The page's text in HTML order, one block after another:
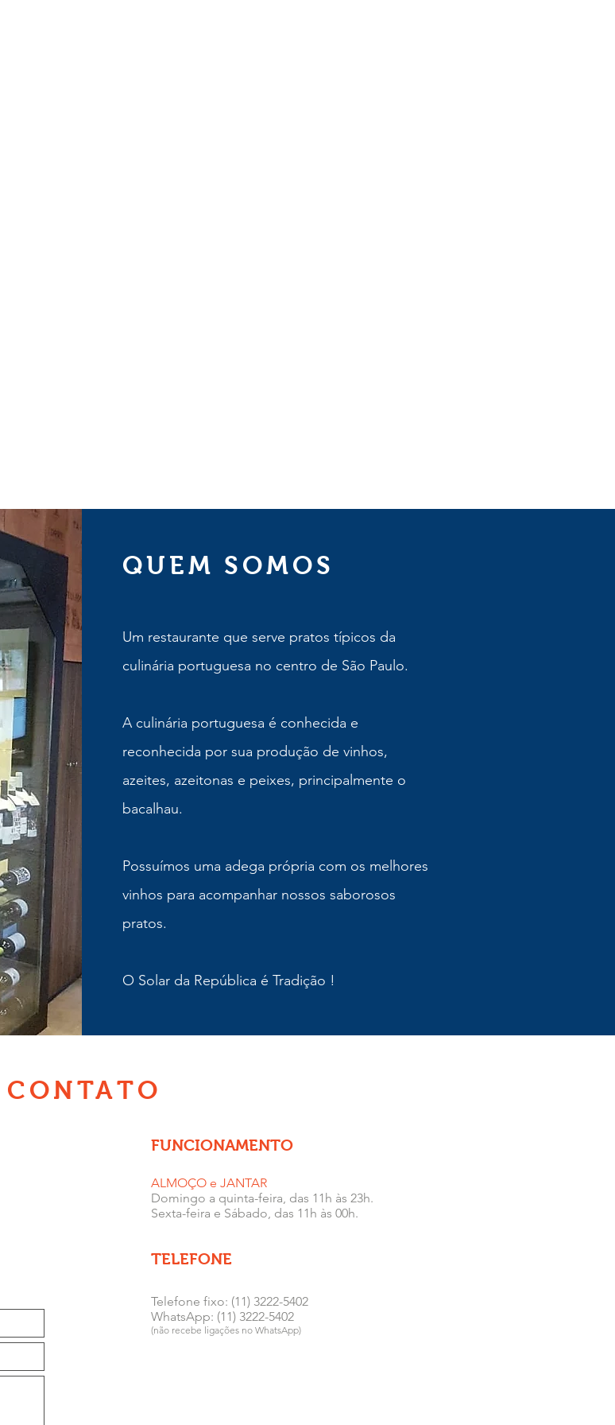
QUEM SOMOS
Um restaurante que serve pratos típicos da
culinária portuguesa no centro de São Paulo.
A culinária portuguesa é conhecida e
reconhecida por sua produção de vinhos,
azeites, azeitonas e peixes, principalmente o
bacalhau.
Possuímos uma adega própria com os melhores
vinhos para acompanhar nossos saborosos
pratos.
O Solar da República é Tradição !
CONTATO
FUNCIONAMENTO
ALMOÇO e JANTAR
Domingo a quinta-feira, das 11h às 23h.
Sexta-feira e Sábado, das 11h às 00h.
TELEFONE
Telefone fixo: (11) 3222-5402
WhatsApp: (11) 3222-5402
(não recebe ligações no WhatsApp)